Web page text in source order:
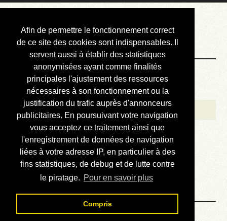
Afin de permettre le fonctionnement correct
de ce site des cookies sont indispensables. Il
servent aussi à établir des statistiques
anonymisées ayant comme finalités
principales l'ajustement des ressources
nécessaires à son fonctionnement ou la
justification du trafic auprès d'annonceurs
publicitaires. En poursuivant votre navigation
vous acceptez ce traitement ainsi que
l'enregistrement de données de navigation
liées à votre adresse IP, en particulier à des
fins statistiques, de debug et de lutte contre
le piratage. Pour en savoir plus
Compris
Courbis, « LE »
Blog Officiel
Bienvenue
Réalisations
Divers (et d’été)
Annonces
Liens externes
Téléchargement
Contact